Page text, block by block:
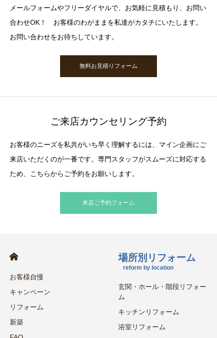
メールフォームやフリーダイヤルで、お気軽に見積もり、お問い
合わせOK！ お客様のわがままを私達がカタチにいたします。
お問い合わせをお待ちしています。
無料お見積りフォーム
ご来店カウンセリング予約
お客様のニーズを私共がいち早く理解するには、マイン企画にご
来店いただくのが一番です。専門スタッフがスムーズに対応する
ため、こちらからご予約をお願いします。
来店ご予約フォーム
お客様自慢
キャンペーン
リフォーム
新築
場所別リフォーム
reform by location
玄関・ホール・階段リフォー
ム
キッチンリフォーム
浴室リフォーム